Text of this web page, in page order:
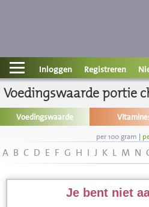
Contact
Informatie
Disclaimer
Inloggen Registreren
Voedingswaarde portie
Voedingswaarde
per 100 gram |
A B C D E F G H I J K L M N
Je bent niet